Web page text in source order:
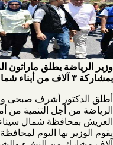
وزير الرياضة يطلق ماراثون
بمشاركة ٣ آلاف من أبناء شمال سيناء
أطلق الدكتور أشرف صبحى
الرياضة من أجل التنمية من
العريش بمحافظة شمال سيناء